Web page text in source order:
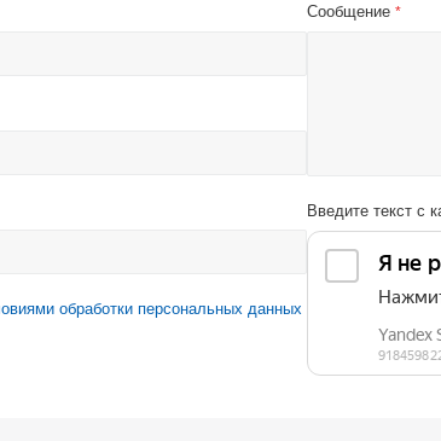
Сообщение *
Введите текст с
обработки персональных данных